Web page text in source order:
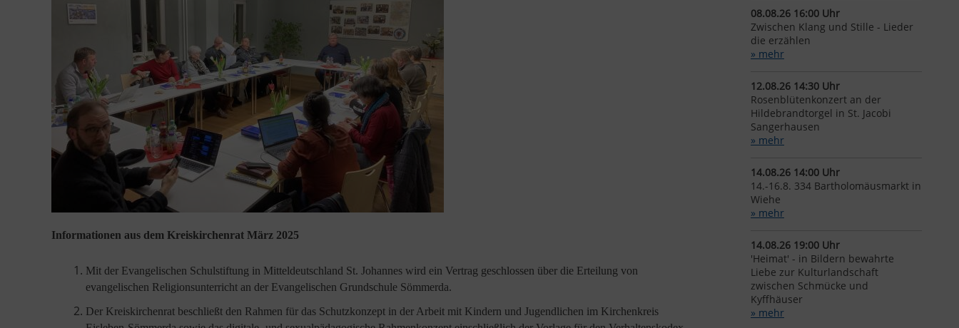
Informationen aus dem Kreiskirchenrat März 2025
Mit der Evangelischen Schulstiftung in Mitteldeutschland St. Johannes wird ein Vertrag geschlossen über die Erteilung von
evangelischen Religionsunterricht an der Evangelischen Grundschule Sömmerda.
Der Kreiskirchenrat beschließt den Rahmen für das Schutzkonzept in der Arbeit mit Kindern und Jugendlichen im Kirchenkreis
08.08.26 16:00 Uhr
Zwischen Klang und Stille - Lieder
die erzählen
» mehr
12.08.26 14:30 Uhr
Rosenblütenkonzert an der
Hildebrandtorgel in St. Jacobi
Sangerhausen
» mehr
14.08.26 14:00 Uhr
14.-16.8. 334 Bartholomäusmarkt in
Wiehe
» mehr
14.08.26 19:00 Uhr
'Heimat' - in Bildern bewahrte
Liebe zur Kulturlandschaft
zwischen Schmücke und
Kyffhäuser
» mehr